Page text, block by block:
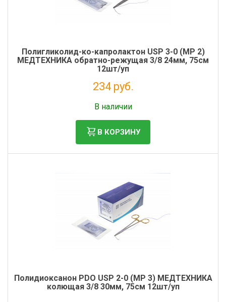
Полигликолид-ко-капролактон USP 3-0 (MР 2)
МЕДТЕХНИКА обратно-режущая 3/8 24мм, 75см
12шт/уп
234 руб.
В наличии
В КОРЗИНУ
Полидиоксанон PDO USP 2-0 (MР 3) МЕДТЕХНИКА
колющая 3/8 30мм, 75см 12шт/уп